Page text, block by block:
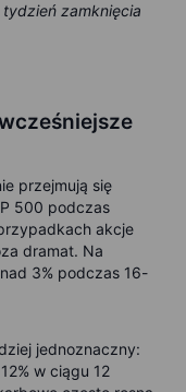
zamknięcia
przejmują się
500 podczas
akcje
dramat. Na
3% podczas 16-
jednoznaczny:
w ciągu 12